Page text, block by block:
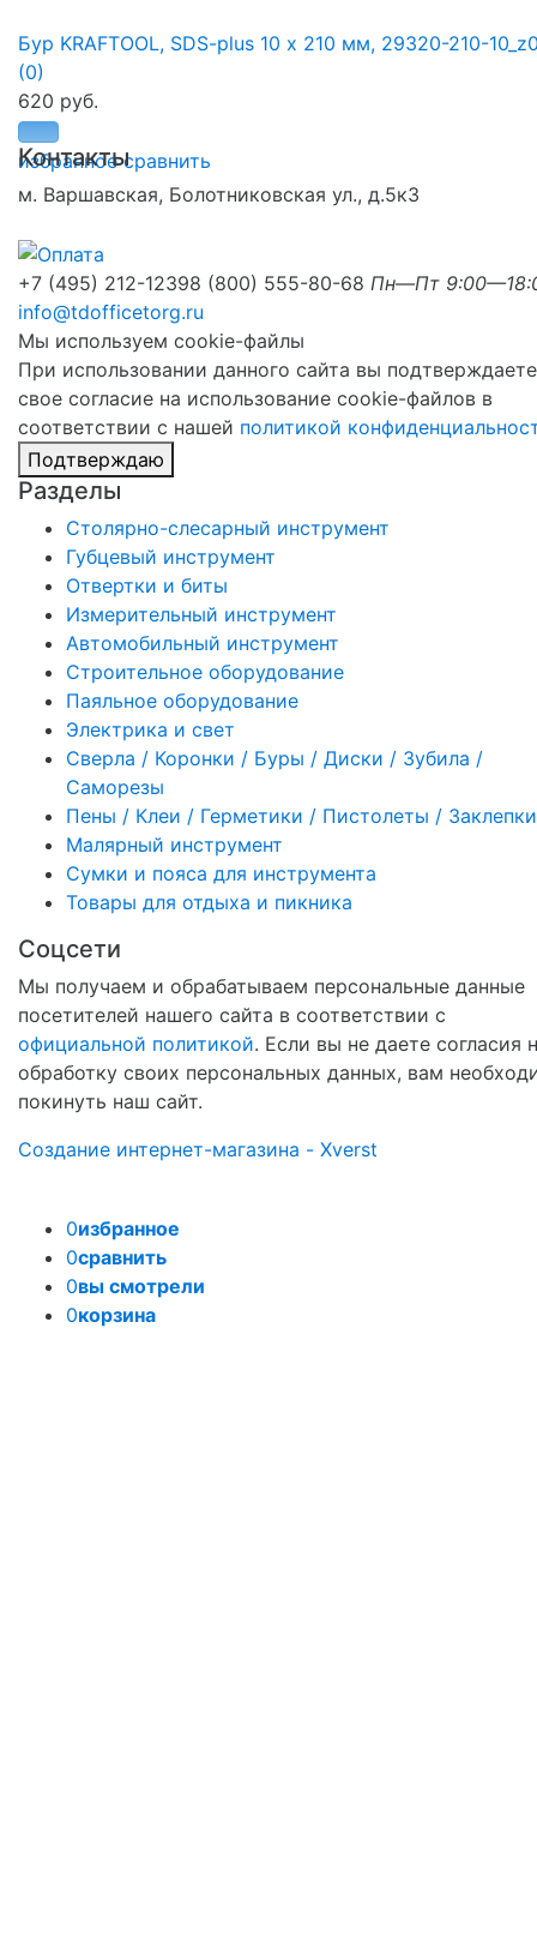
избранное сравнить
Бур KRAFTOOL, SDS-plus 10 х 210 мм, 29320-210-
(0)
620 руб.
Контакты
м. Варшавская, Болотниковская ул., д.5к3
+7 (495) 212-12398 (800) 555-80-68 Пн—Пт
info@tdofficetorg.ru
Мы используем cookie-файлы
При использовании данного сайта вы подтверждаете
свое согласие на использование cookie-файлов в
соответствии с нашей политикой
Подтверждаю
Разделы
Столярно-слесарный инструмент
Губцевый инструмент
Отвертки и биты
Измерительный инструмент
Автомобильный инструмент
Строительное оборудование
Паяльное оборудование
Электрика и свет
Сверла / Коронки / Буры / Диски / Зубила /
Саморезы
Пены / Клеи / Герметики / Пистолеты / Заклепки
Малярный инструмент
Сумки и пояса для инструмента
Товары для отдыха и пикника
Соцсети
Мы получаем и обрабатываем персональные данные
посетителей нашего сайта в соответствии с
официальной политикой. Если вы не даете согласия
обработку своих персональных данных, вам
покинуть наш сайт.
Создание интернет-магазина - Xverst
0избранное
0сравнить
0вы смотрели
0корзина